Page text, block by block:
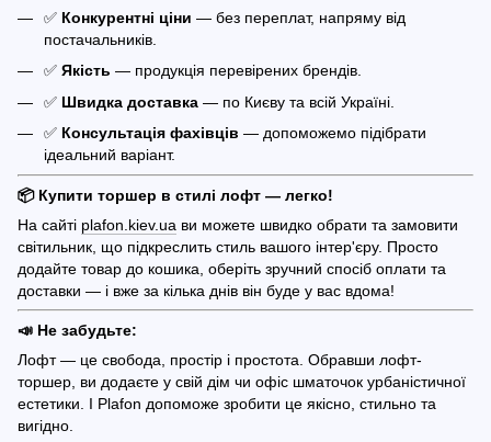
✅ Конкурентні ціни — без переплат, напряму від
постачальників.
✅ Якість — продукція перевірених брендів.
✅ Швидка доставка — по Києву та всій Україні.
✅ Консультація фахівців — допоможемо підібрати
ідеальний варіант.
📦 Купити торшер в стилі лофт — легко!
На сайті plafon.kiev.ua ви можете швидко обрати та замовити
світильник, що підкреслить стиль вашого інтер'єру. Просто
додайте товар до кошика, оберіть зручний спосіб оплати та
доставки — і вже за кілька днів він буде у вас вдома!
📣 Не забудьте:
Лофт — це свобода, простір і простота. Обравши лофт-
торшер, ви додаєте у свій дім чи офіс шматочок урбаністичної
естетики. І Plafon допоможе зробити це якісно, стильно та
вигідно.